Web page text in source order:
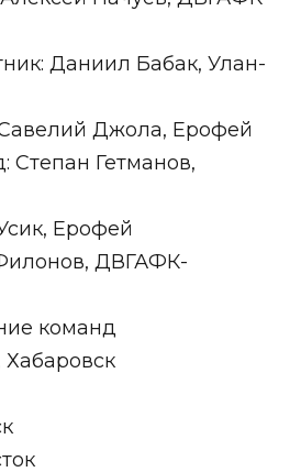
Даниил Бабак, Улан-
Джола, Ерофей
Гетманов,
Ерофей
ДВГАФК-
команд